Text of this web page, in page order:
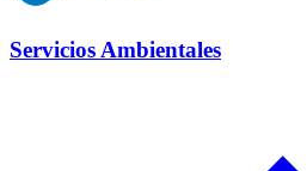
Servicios Ambientales